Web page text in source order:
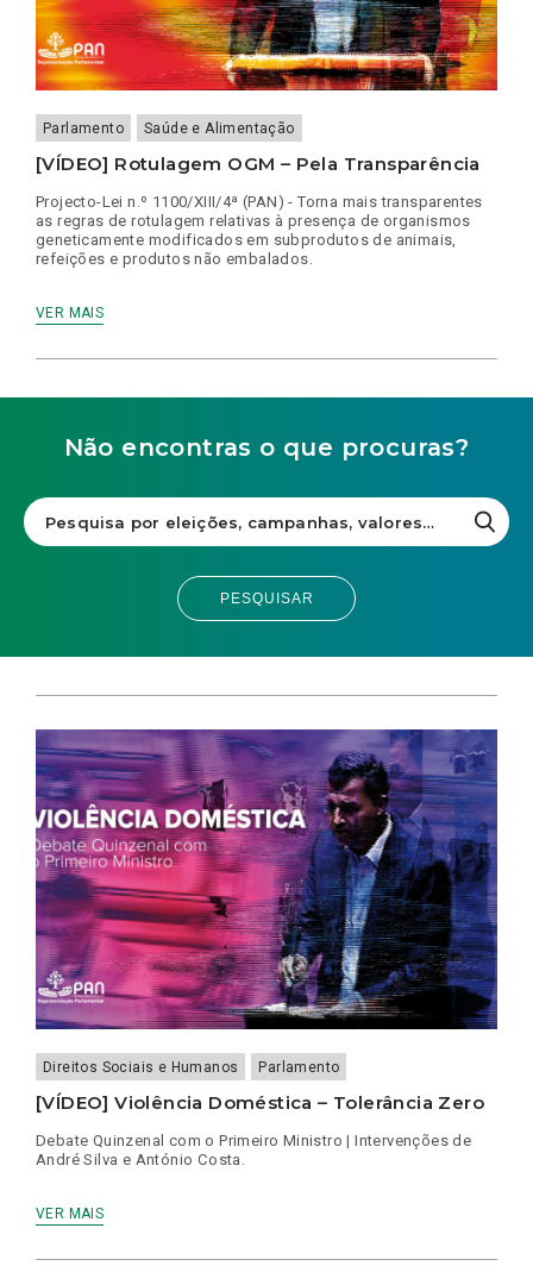
Parlamento Saúde e Alimentação
[VÍDEO] Rotulagem OGM – Pela Transparência
Projecto-Lei n.º 1100/XIII/4ª (PAN) - Torna mais transparentes
as regras de rotulagem relativas à presença de organismos
geneticamente modificados em subprodutos de animais,
refeições e produtos não embalados.
VER MAIS
Não encontras o que procuras?
PESQUISAR
Direitos Sociais e Humanos Parlamento
[VÍDEO] Violência Doméstica – Tolerância Zero
Debate Quinzenal com o Primeiro Ministro | Intervenções de
André Silva e António Costa.
VER MAIS